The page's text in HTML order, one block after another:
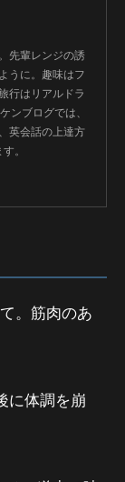
先輩レンジの誘
うに。趣味はフ
行はリアルドラ
ンブログでは、
英会話の上達方
。
。筋肉のあ
に体調を崩